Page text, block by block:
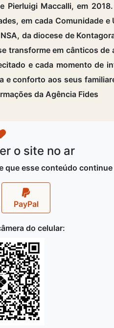
Maccalli, em
em cada Comunidade
da diocese de
transforme em cânticos de
e cada momento de
conforto aos seus
da Agência Fides
o site no ar
que esse conteúdo
PayPal
do celular: